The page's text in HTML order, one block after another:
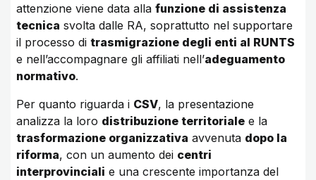
attenzione viene data alla funzione di assistenza
tecnica svolta dalle RA, soprattutto nel supportare
il processo di trasmigrazione degli enti al RUNTS
e nell’accompagnare gli affiliati nell’adeguamento
normativo.
Per quanto riguarda i CSV, la presentazione
analizza la loro distribuzione territoriale e la
trasformazione organizzativa avvenuta dopo la
riforma, con un aumento dei centri
interprovinciali e una crescente importanza del